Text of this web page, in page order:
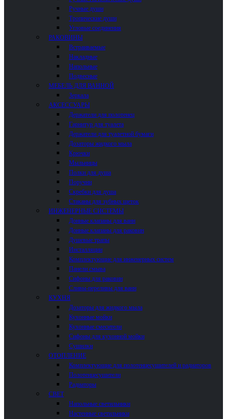
Ручные души
Тропические души
Угловые соединения
РАКОВИНЫ
Встраиваемые
Накладные
Напольные
Подвесные
МЕБЕЛЬ ДЛЯ ВАННОЙ
Зеркала
АКСЕССУАРЫ
Держатели для полотенец
Гарнитур для туалета
Держатели для туалетной бумаги
Дозаторы жидкого мыла
Крючки
Мыльницы
Полки для душа
Поручни
Скребки для душа
Стаканы для зубных щеток
ИНЖЕНЕРНЫЕ СИСТЕМЫ
Донные клапаны для ванн
Донные клапаны для раковин
Душевые трапы
Инсталляции
Комплектующие для инженерных систем
Панели смыва
Сифоны для раковин
Сливы-переливы для ванн
КУХНЯ
Дозаторы для жидкого мыла
Кухонные мойки
Кухонные смесители
Сифоны для кухонной мойки
Сушилки
ОТОПЛЕНИЕ
Комплектующие для полотенцесушителей и радиаторов
Полотенцесушители
Радиаторы
СВЕТ
Напольные светильники
Настенные светильники